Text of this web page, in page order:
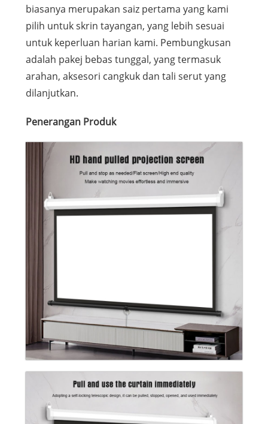
biasanya merupakan saiz pertama yang kami
pilih untuk skrin tayangan, yang lebih sesuai
untuk keperluan harian kami. Pembungkusan
adalah pakej bebas tunggal, yang termasuk
arahan, aksesori cangkuk dan tali serut yang
dilanjutkan.
Penerangan Produk